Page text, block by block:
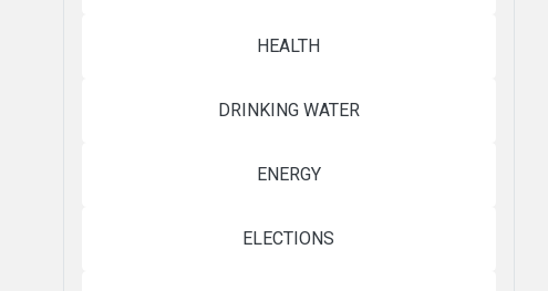
HEALTH
DRINKING WATER
ENERGY
ELECTIONS